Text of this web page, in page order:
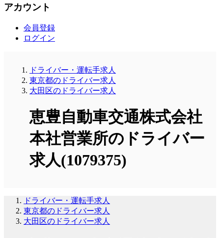
アカウント
会員登録
ログイン
ドライバー・運転手求人
東京都のドライバー求人
大田区のドライバー求人
恵豊自動車交通株式会社
本社営業所のドライバー
求人(1079375)
ドライバー・運転手求人
東京都のドライバー求人
大田区のドライバー求人